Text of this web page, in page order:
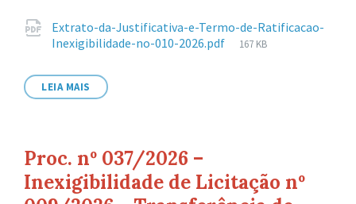
Anexos
Extrato-da-Justificativa-e-Termo-de-Ratificacao-
Inexigibilidade-no-010-2026.pdf
Tamanho
167 KB
LEIA MAIS
Proc. nº 037/2026 –
Inexigibilidade de Licitação nº